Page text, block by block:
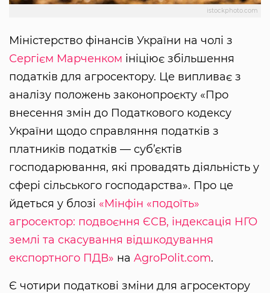
istockphoto.com
Міністерство фінансів України на чолі з
Сергієм Марченком ініціює збільшення
податків для агросектору. Це випливає з
аналізу положень законопроєкту «Про
внесення змін до Податкового кодексу
України щодо справляння податків з
платників податків — суб’єктів
господарювання, які провадять діяльність у
сфері сільського господарства». Про це
йдеться у блозі «Мінфін «подоїть»
агросектор: подвоєння ЄСВ, індексація НГО
землі та скасування відшкодування
експортного ПДВ» на AgroPolit.com.
Є чотири податкові зміни для агросектору